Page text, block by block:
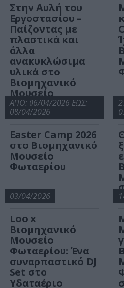
Στην Αυλή του
Εργοστασίου –
Παίζοντας με
πλαστικά και
άλλα
ανακυκλώσιμα
υλικά στο
Βιομηχανικό
Μουσείο
Φωταερίου
ΑΠΟ: 06/04/2026 ΕΩΣ:
08/04/2026
Easter Camp 2026
στο Βιομηχανικό
Μουσείο
Φωταερίου
03/04/2026
Loo x
Βιομηχανικό
Μουσείο
Φωταερίου: Ένα
συναρπαστικό DJ
Set στο
Υδαταέριο